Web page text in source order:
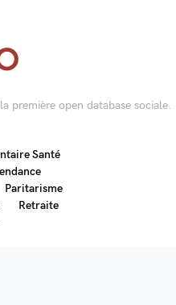
première open database sociale.
Santé
Paritarisme
Retraite